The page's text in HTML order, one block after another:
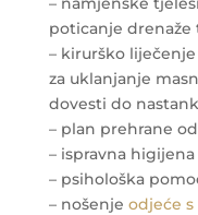
poticanje drenaže
– kirurško
za uklanjanje
dovesti do
– plan prehrane
– ispravna higijena
– psihološka
– nošenje odjeće